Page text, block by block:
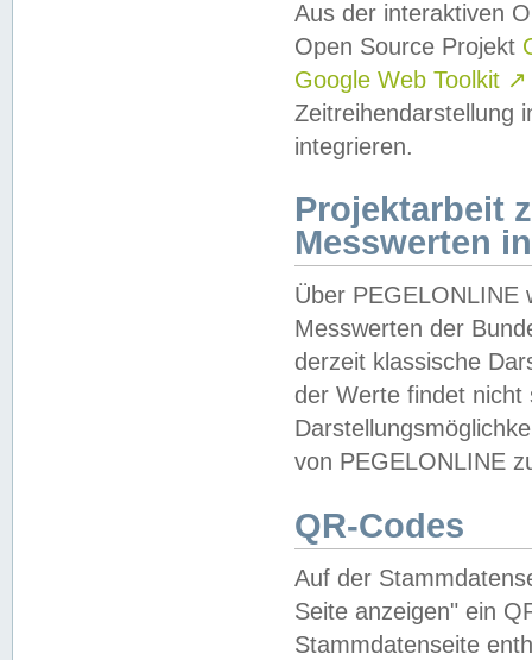
Aus der interaktiven
Open Source Projekt
Google Web Toolkit ↗
Zeitreihendarstellung
integrieren.
Projektarbeit
Messwerten
Über PEGELONLINE
Messwerten der
derzeit klassische
der Werte findet
von PEGELONLINE
QR-Codes
Auf der
Seite anzeigen" ein
Stammdatenseite